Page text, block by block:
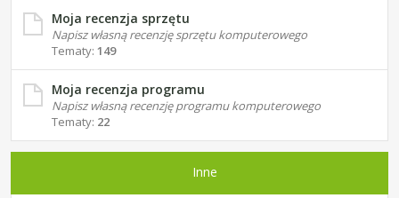
Moja recenzja sprzętu
Napisz własną recenzję sprzętu komputerowego
Tematy: 149
Moja recenzja programu
Napisz własną recenzję programu komputerowego
Tematy: 22
Inne